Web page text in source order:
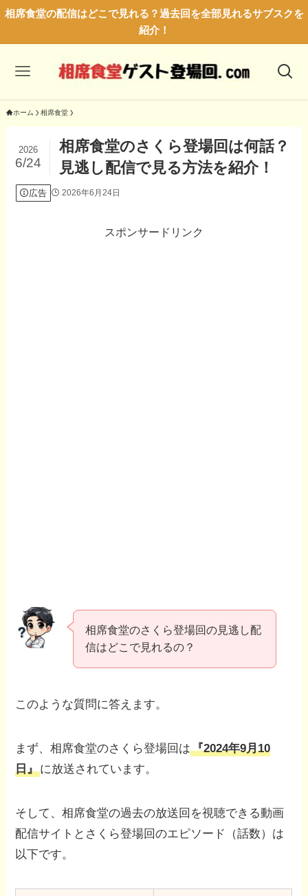
相席食堂の配信はどこで見れる？過去回を全部見れるサブスクを
紹介！
ホーム 相席食堂
相席食堂のさくら登場回は何話？
見逃し配信で見る方法を紹介！
2026
6/24
広告 2026年6月24日
スポンサードリンク
相席食堂のさくら登場回の見逃し配
信はどこで見れるの？
このような質問に答えます。
まず、相席食堂のさくら登場回は『2024年9月10
日』に放送されています。
そして、相席食堂の過去の放送回を視聴できる動画
配信サイトとさくら登場回のエピソード（話数）は
以下です。